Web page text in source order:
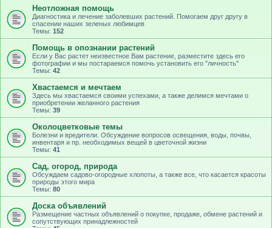
Неотложная помощь
Диагностика и лечение заболевших растений. Помогаем друг другу в
спасении наших зеленых любимцев
Темы: 152
Помощь в опознании растений
Если у Вас растет неизвестное Вам растение, разместите здесь его
фотографии и мы постараемся помочь установить его "личность"
Темы: 42
Хвастаемся и мечтаем
Здесь мы хвастаемся своими успехами, а также делимся мечтами о
приобретении желанного растения
Темы: 39
Околоцветковые темы
Болезни и вредители. Обсуждение вопросов освещения, воды, почвы,
инвентаря и пр. необходимых вещей в цветочной жизни
Темы: 41
Сад, огород, природа
Обсуждаем садово-огородные хлопоты, а также все, что касается красоты
природы этого мира
Темы: 80
Доска объявлений
Размещение частных объявлений о покупке, продаже, обмене растений и
сопутствующих принадлежностей